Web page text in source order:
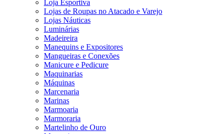
Loja Esportiva
Lojas de Roupas no Atacado e Varejo
Lojas Náuticas
Luminárias
Madeireira
Manequins e Expositores
Mangueiras e Conexões
Manicure e Pedicure
Maquinarias
Máquinas
Marcenaria
Marinas
Marmoaria
Marmoraria
Martelinho de Ouro